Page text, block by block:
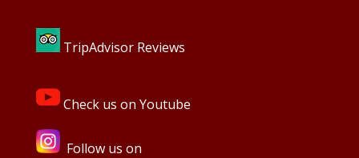
TripAdvisor Reviews
Check us on Youtube
Follow us on